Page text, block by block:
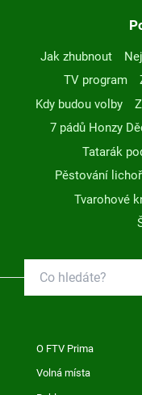
Jak zhubnout
TV program
Kdy budou volby
7 pádů Honzy
Tatarák
Pěstování
Tvarohové
O FTV Prima
Volná místa